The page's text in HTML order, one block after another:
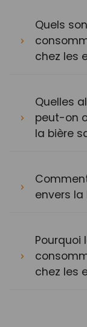
Quels
chez les
Quelles
peut-on
la bière
envers la
Pourquoi
chez les